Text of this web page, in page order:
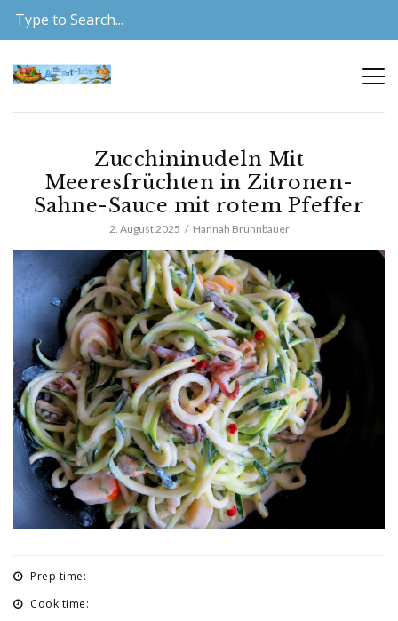
Zucchininudeln Mit
Meeresfrüchten in Zitronen-
Sahne-Sauce mit rotem Pfeffer
2. August 2025 Hannah Brunnbauer
Prep time:
Cook time: